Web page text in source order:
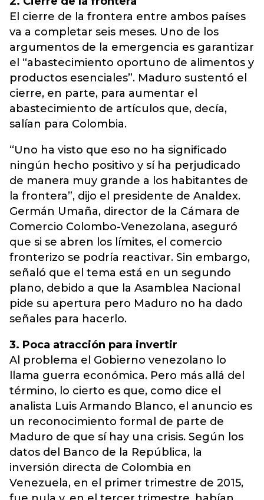
El cierre de la frontera entre ambos países
va a completar seis meses. Uno de los
argumentos de la emergencia es garantizar
el “abastecimiento oportuno de alimentos y
productos esenciales”. Maduro sustentó el
cierre, en parte, para aumentar el
abastecimiento de artículos que, decía,
salían para Colombia.
“Uno ha visto que eso no ha significado
ningún hecho positivo y sí ha perjudicado
de manera muy grande a los habitantes de
la frontera”, dijo el presidente de Analdex.
Germán Umaña, director de la Cámara de
Comercio Colombo-Venezolana, aseguró
que si se abren los límites, el comercio
fronterizo se podría reactivar. Sin embargo,
señaló que el tema está en un segundo
plano, debido a que la Asamblea Nacional
pide su apertura pero Maduro no ha dado
señales para hacerlo.
3. Poca atracción para invertir
Al problema el Gobierno venezolano lo
llama guerra económica. Pero más allá del
término, lo cierto es que, como dice el
analista Luis Armando Blanco, el anuncio es
un reconocimiento formal de parte de
Maduro de que sí hay una crisis. Según los
datos del Banco de la República, la
inversión directa de Colombia en
Venezuela, en el primer trimestre de 2015,